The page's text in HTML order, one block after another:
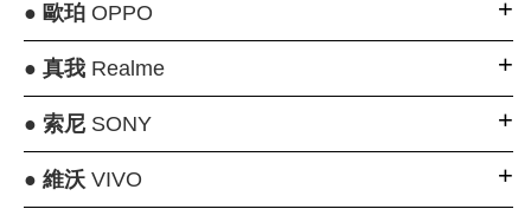
● 歐珀OPPO
● 真我Realme
● 索尼SONY
● 維沃VIVO